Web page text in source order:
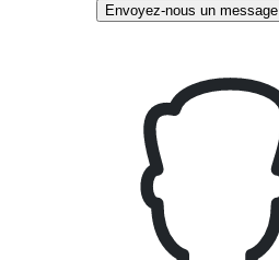
Envoyez-nous un message